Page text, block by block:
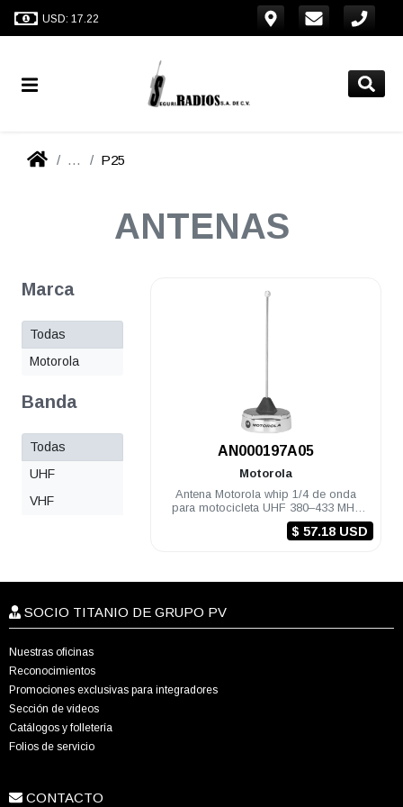
USD: 17.22
... P25
ANTENAS
Marca
Todas
Motorola
Banda
Todas
UHF
VHF
AN000197A05
Motorola
Antena Motorola whip 1/4 de onda
para motocicleta UHF 380–433 MHz
APX8500
$ 57.18 USD
SOCIO TITANIO DE GRUPO PV
Nuestras oficinas
Reconocimientos
Promociones exclusivas para integradores
Sección de videos
Catálogos y folletería
Folios de servicio
CONTACTO